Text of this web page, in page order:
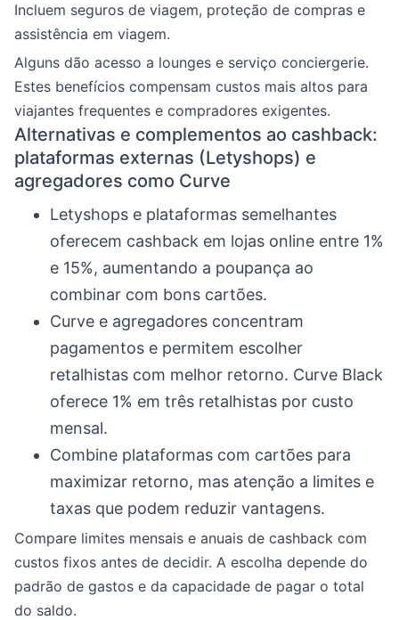
Incluem seguros de viagem, proteção de compras e
assistência em viagem.
Alguns dão acesso a lounges e serviço conciergerie.
Estes benefícios compensam custos mais altos para
viajantes frequentes e compradores exigentes.
Alternativas e complementos ao cashback:
plataformas externas (Letyshops) e
agregadores como Curve
Letyshops e plataformas semelhantes
oferecem cashback em lojas online entre 1%
e 15%, aumentando a poupança ao
combinar com bons cartões.
Curve e agregadores concentram
pagamentos e permitem escolher
retalhistas com melhor retorno. Curve Black
oferece 1% em três retalhistas por custo
mensal.
Combine plataformas com cartões para
maximizar retorno, mas atenção a limites e
taxas que podem reduzir vantagens.
Compare limites mensais e anuais de cashback com
custos fixos antes de decidir. A escolha depende do
padrão de gastos e da capacidade de pagar o total
do saldo.